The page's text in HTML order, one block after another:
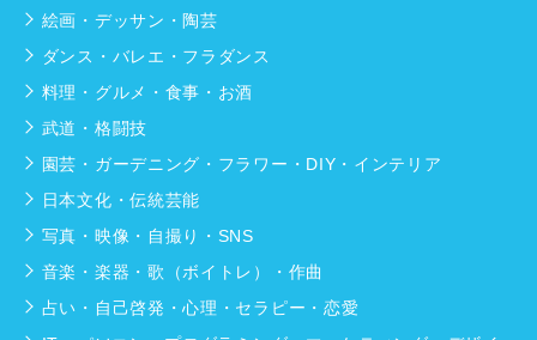
絵画・デッサン・陶芸
ダンス・バレエ・フラダンス
料理・グルメ・食事・お酒
武道・格闘技
園芸・ガーデニング・フラワー・DIY・インテリア
日本文化・伝統芸能
写真・映像・自撮り・SNS
音楽・楽器・歌（ボイトレ）・作曲
占い・自己啓発・心理・セラピー・恋愛